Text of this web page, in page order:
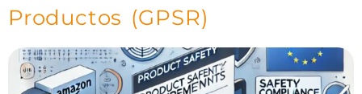
Productos (GPSR)